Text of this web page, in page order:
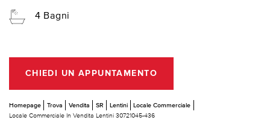
4 Bagni
CHIEDI UN APPUNTAMENTO
Homepage Trova Vendita SR Lentini
Locale Commerciale
Locale Commerciale In Vendita Lentini 30721045-436